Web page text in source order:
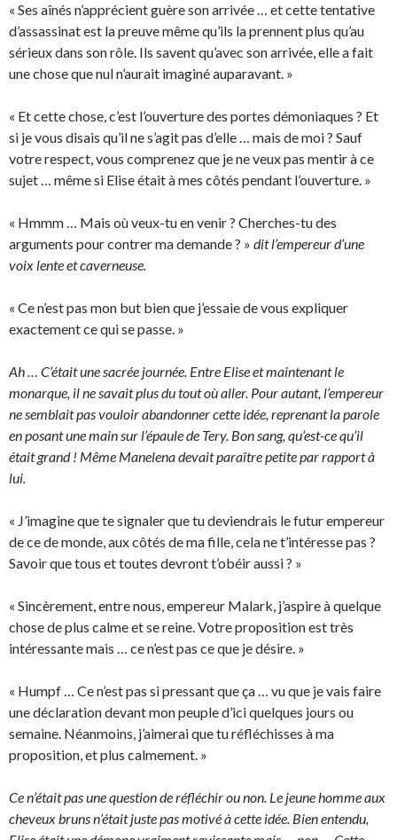
« Ses aînés n’apprécient guère son arrivée … et cette tentative
d’assassinat est la preuve même qu’ils la prennent plus qu’au
sérieux dans son rôle. Ils savent qu’avec son arrivée, elle a fait
une chose que nul n’aurait imaginé auparavant. »
« Et cette chose, c’est l’ouverture des portes démoniaques ? Et
si je vous disais qu’il ne s’agit pas d’elle … mais de moi ? Sauf
votre respect, vous comprenez que je ne veux pas mentir à ce
sujet … même si Elise était à mes côtés pendant l’ouverture. »
« Hmmm … Mais où veux-tu en venir ? Cherches-tu des
arguments pour contrer ma demande ? » dit l’empereur d’une
voix lente et caverneuse.
« Ce n’est pas mon but bien que j’essaie de vous expliquer
exactement ce qui se passe. »
Ah … C’était une sacrée journée. Entre Elise et maintenant le
monarque, il ne savait plus du tout où aller. Pour autant, l’empereur
ne semblait pas vouloir abandonner cette idée, reprenant la parole
en posant une main sur l’épaule de Tery. Bon sang, qu’est-ce qu’il
était grand ! Même Manelena devait paraître petite par rapport à
lui.
« J’imagine que te signaler que tu deviendrais le futur empereur
de ce de monde, aux côtés de ma fille, cela ne t’intéresse pas ?
Savoir que tous et toutes devront t’obéir aussi ? »
« Sincèrement, entre nous, empereur Malark, j’aspire à quelque
chose de plus calme et se reine. Votre proposition est très
intéressante mais … ce n’est pas ce que je désire. »
« Humpf … Ce n’est pas si pressant que ça … vu que je vais faire
une déclaration devant mon peuple d’ici quelques jours ou
semaine. Néanmoins, j’aimerai que tu réfléchisses à ma
proposition, et plus calmement. »
Ce n’était pas une question de réfléchir ou non. Le jeune homme aux
cheveux bruns n’était juste pas motivé à cette idée. Bien entendu,